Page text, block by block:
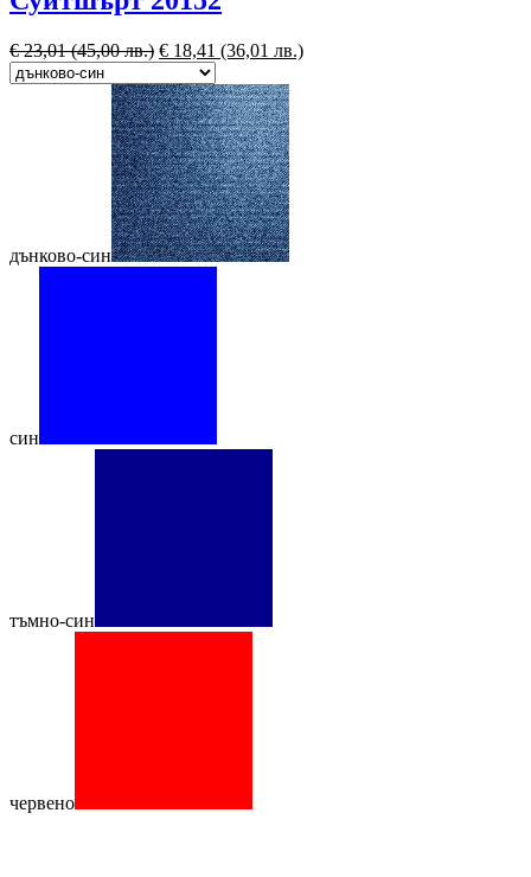
€23,01(45,00 лв.) € 18,41 (36,01 лв.)
дънково-син
син
тъмно-син
червено